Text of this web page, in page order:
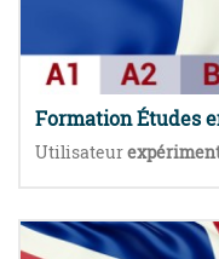
Formation Études
Utilisateur